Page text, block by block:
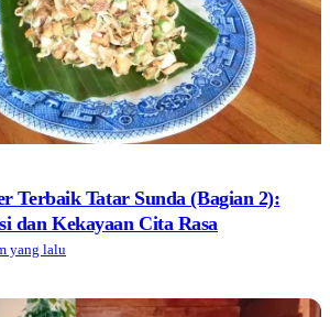
Terbaik Tatar Sunda (Bagian 2):
dan Kekayaan Cita Rasa
yang lalu